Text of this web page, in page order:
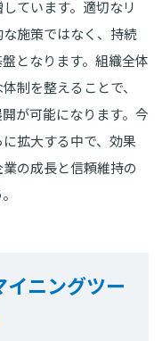
ています。適切なリ
施策ではなく、持続
となります。組織全体
制を整えることで、
が可能になります。今
拡大する中で、効果
の成長と信頼維持の
ニングツー